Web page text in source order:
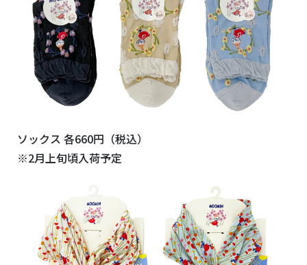
ソックス 各660円（税込）
※2月上旬頃入荷予定